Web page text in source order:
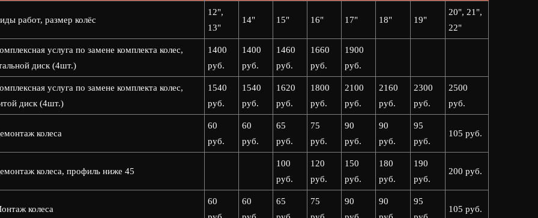
работ, размер колёс
12",
13"
14" 15" 16" 17" 18" 19"
20", 21",
22"
услуга по замене комплекта колес,
диск (4шт.)
1400
руб.
1400
руб.
1460
руб.
1660
руб.
1900
руб.
услуга по замене комплекта колес,
диск (4шт.)
1540
руб.
1540
руб.
1620
руб.
1800
руб.
2100
руб.
2160
руб.
2300
руб.
2500
руб.
колеса
60
руб.
60
руб.
65
руб.
75
руб.
90
руб.
90
руб.
95
руб.
105 руб.
колеса, профиль ниже 45
100
руб.
120
руб.
150
руб.
180
руб.
190
руб.
200 руб.
колеса
60
60
65
75
90
90
95
105 руб.